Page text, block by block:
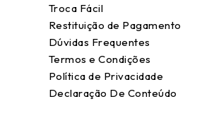
Troca Fácil
Restituição de Pagamento
Dúvidas Frequentes
Termos e Condições
Política de Privacidade
Declaração De Conteúdo